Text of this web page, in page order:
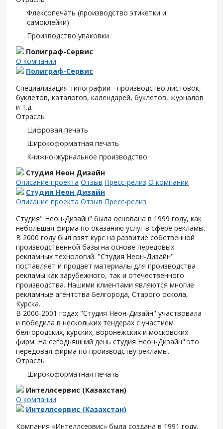
Флексопечать (производство этикетки и
самоклейки)
Производство упаковки
Полиграф-Сервис
О компании
Полиграф-Сервис
Специализация типографии - производство листовок,
буклетов, каталогов, календарей, буклетов, журналов
и т.д.
Отрасль
Цифровая печать
Широкоформатная печать
Книжно-журнальное производство
Студия Неон Дизайн
Описание проекта Отзыв Пресс-релиз О компании
Студия Неон Дизайн
Описание проекта Отзыв Пресс-релиз
Студия" Неон-Дизайн" была основана в 1999 году, как
небольшая фирма по оказанию услуг в сфере рекламы.
В 2000 году был взят курс на развитие собственной
производственной базы на основе передовых
рекламных технологий. "Студия Неон-Дизайн"
поставляет и продает материалы для производства
рекламы как зарубежного, так и отечественного
производства. Нашими клиентами являются многие
рекламные агентства Белгорода, Старого оскола,
Курска.
В 2000-2001 годах "Студия Неон-Дизайн" участвовала
и победила в нескольких тендерах с участием
белгородских, курских, воронежских и московских
фирм. На сегодняшний день студия Неон-Дизайн" это
передовая фирма по производству рекламы.
Отрасль
Широкоформатная печать
Интеллсервис (Казахстан)
О компании
Интеллсервис (Казахстан)
Компания «Интеллсервис» была создана в 1991 году.